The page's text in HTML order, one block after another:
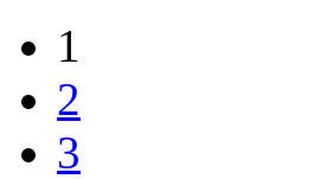
1
2
3